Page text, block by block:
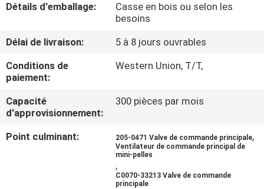
VISITE
D'USINE
CONTRÔLE
LA
QUALITÉ
Détails d'emballage:
Casse en bois ou selon les
besoins
Délai de livraison:
5 à 8 jours ouvrables
Conditions de
paiement:
Western Union, T/T,
Capacité
d'approvisionnement:
300 pièces par mois
Point culminant: 205-0471 Valve de commande principale,
Ventilateur de commande principal de
mini-pelles
,
C0070-33213 Valve de commande
principale